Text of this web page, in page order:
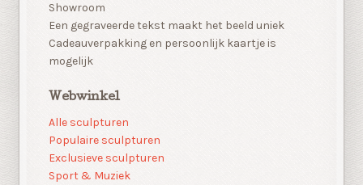
Showroom
Een gegraveerde tekst maakt het beeld uniek
Cadeauverpakking en persoonlijk kaartje is
mogelijk
Webwinkel
Alle sculpturen
Populaire sculpturen
Exclusieve sculpturen
Sport & Muziek